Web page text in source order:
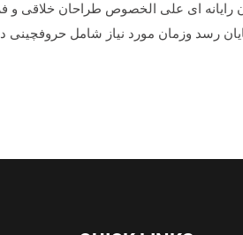
رایانه ای علی الخصوص طراحان خلاقی
رسد وزمان مورد نیاز شامل